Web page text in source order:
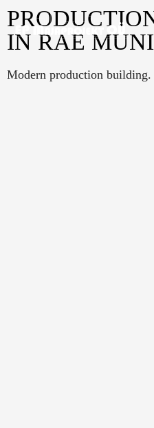
IN RAE
Modern production building.